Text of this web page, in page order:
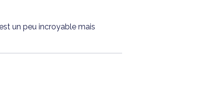
un peu incroyable mais